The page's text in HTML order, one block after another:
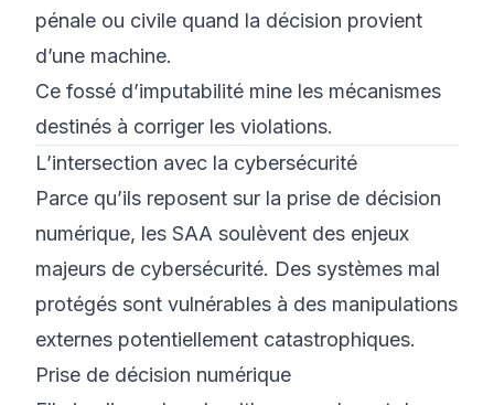
pénale ou civile quand la décision provient
d’une machine.
Ce fossé d’imputabilité mine les mécanismes
destinés à corriger les violations.
L’intersection avec la cybersécurité
Parce qu’ils reposent sur la prise de décision
numérique, les SAA soulèvent des enjeux
majeurs de cybersécurité. Des systèmes mal
protégés sont vulnérables à des manipulations
externes potentiellement catastrophiques.
Prise de décision numérique